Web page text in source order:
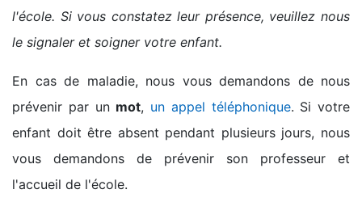
l'école. Si vous constatez leur présence, veuillez nous
le signaler et soigner votre enfant.
En cas de maladie, nous vous demandons de nous
prévenir par un mot, un appel téléphonique. Si votre
enfant doit être absent pendant plusieurs jours, nous
vous demandons de prévenir son professeur et
l'accueil de l'école.